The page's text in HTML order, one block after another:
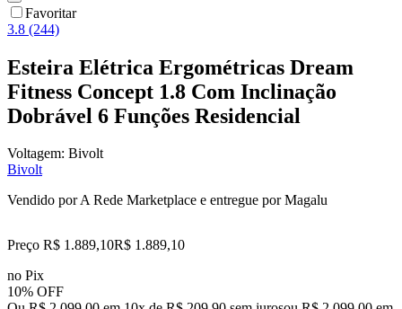
Favoritar
3.8 (244)
Esteira Elétrica Ergométricas Dream
Fitness Concept 1.8 Com Inclinação
Dobrável 6 Funções Residencial
Voltagem: Bivolt
Bivolt
Vendido porA Rede Marketplace e entregue por Magalu
Preço R$ 1.889,10R$ 1.889,10
no Pix
10% OFF